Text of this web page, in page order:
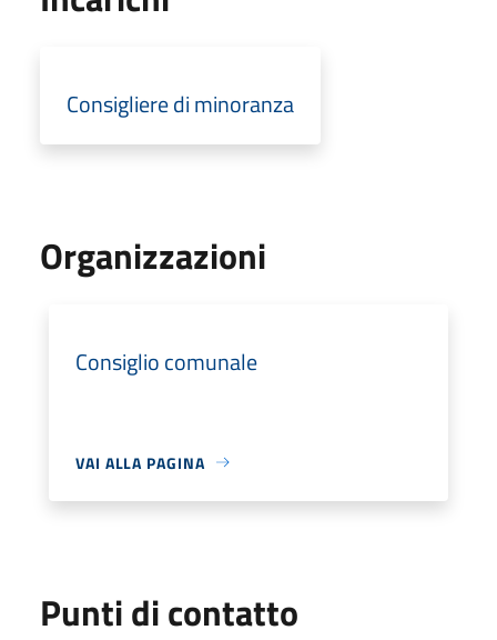
Consigliere di minoranza
Organizzazioni
Consiglio comunale
VAI ALLA PAGINA
Punti di contatto